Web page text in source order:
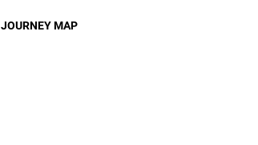
JOURNEY MAP